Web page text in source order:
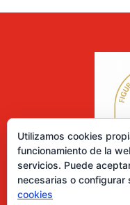
Utilizamos cookies
funcionamiento de la
servicios. Puede
necesarias o configurar
cookies